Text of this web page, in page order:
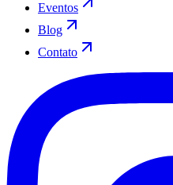
Eventos
Blog
Contato